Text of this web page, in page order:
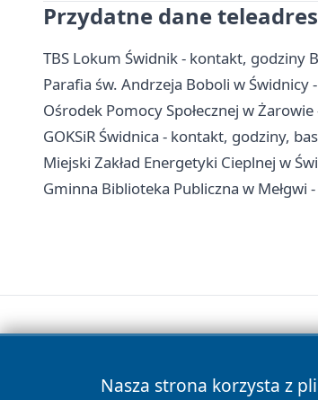
Przydatne dane
TBS Lokum Świdnik - kontakt, godziny
Parafia św. Andrzeja Boboli w
Ośrodek Pomocy Społecznej w
GOKSiR Świdnica - kontakt, godziny,
Miejski Zakład Energetyki Cieplnej w
Gminna Biblioteka Publiczna w
Nasza strona korzysta z